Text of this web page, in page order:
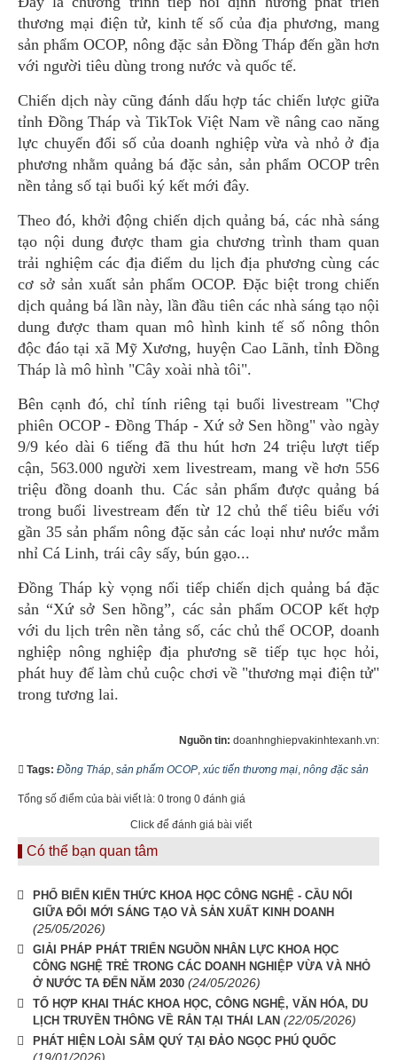
thương mại điện tử, kinh tế số của địa phương, mang
sản phẩm OCOP, nông đặc sản Đồng Tháp đến gần hơn
với người tiêu dùng trong nước và quốc tế.
Chiến dịch này cũng đánh dấu hợp tác chiến lược giữa
tỉnh Đồng Tháp và TikTok Việt Nam về nâng cao năng
lực chuyển đổi số của doanh nghiệp vừa và nhỏ ở địa
phương nhằm quảng bá đặc sản, sản phẩm OCOP trên
nền tảng số tại buổi ký kết mới đây.
Theo đó, khởi động chiến dịch quảng bá, các nhà sáng
tạo nội dung được tham gia chương trình tham quan
trải nghiệm các địa điểm du lịch địa phương cùng các
cơ sở sản xuất sản phẩm OCOP. Đặc biệt trong chiến
dịch quảng bá lần này, lần đầu tiên các nhà sáng tạo nội
dung được tham quan mô hình kinh tế số nông thôn
độc đáo tại xã Mỹ Xương, huyện Cao Lãnh, tỉnh Đồng
Tháp là mô hình "Cây xoài nhà tôi".
Bên cạnh đó, chỉ tính riêng tại buổi livestream "Chợ
phiên OCOP - Đồng Tháp - Xứ sở Sen hồng" vào ngày
9/9 kéo dài 6 tiếng đã thu hút hơn 24 triệu lượt tiếp
cận, 563.000 người xem livestream, mang về hơn 556
triệu đồng doanh thu. Các sản phẩm được quảng bá
trong buổi livestream đến từ 12 chủ thể tiêu biểu với
gần 35 sản phẩm nông đặc sản các loại như nước mắm
nhỉ Cá Linh, trái cây sấy, bún gạo...
Đồng Tháp kỳ vọng nối tiếp chiến dịch quảng bá đặc
sản “Xứ sở Sen hồng”, các sản phẩm OCOP kết hợp
với du lịch trên nền tảng số, các chủ thể OCOP, doanh
nghiệp nông nghiệp địa phương sẽ tiếp tục học hỏi,
phát huy để làm chủ cuộc chơi về "thương mại điện tử"
trong tương lai.
Nguồn tin: doanhnghiepvakinhtexanh.vn:
Tags: Đồng Tháp, sản phẩm OCOP,xúc tiến thương mại, nông đặc sản
Tổng số điểm của bài viết là: 0 trong 0 đánh giá
Click để đánh giá bài viết
Có thể bạn quan tâm
PHỔ BIẾN KIẾN THỨC KHOA HỌC CÔNG NGHỆ - CẦU NỐI
GIỮA ĐỔI MỚI SÁNG TẠO VÀ SẢN XUẤT KINH DOANH
(25/05/2026)
GIẢI PHÁP PHÁT TRIỂN NGUỒN NHÂN LỰC KHOA HỌC
CÔNG NGHỆ TRẺ TRONG CÁC DOANH NGHIỆP VỪA VÀ NHỎ
Ở NƯỚC TA ĐẾN NĂM 2030 (24/05/2026)
TỔ HỢP KHAI THÁC KHOA HỌC, CÔNG NGHỆ, VĂN HÓA, DU
LỊCH TRUYỀN THÔNG VỀ RẮN TẠI THÁI LAN (22/05/2026)
PHÁT HIỆN LOÀI SÂM QUÝ TẠI ĐẢO NGỌC PHÚ QUỐC